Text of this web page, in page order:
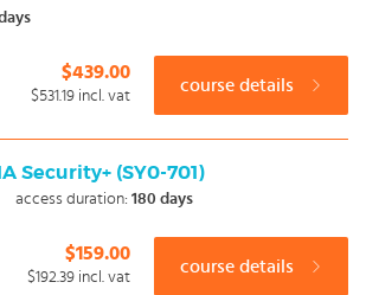
kan je bij ons optioneel examenvoucher
iedere succesvolle afronding van de
van deelname en maak je bij veel
van docent support. Maak een keuze en
met onze e-learning. Omdat kennis
You're in control!
$439.00
$531.19 incl. vat
course details
Security+ (SY0-701)
access duration: 180 days
$159.00
$192.39 incl. vat
course details